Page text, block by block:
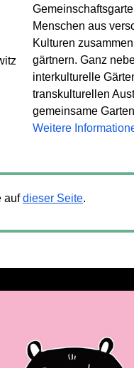
Menschen aus
Kulturen
gärtnern. Ganz
interkulturelle
transkulturellen
gemeinsame
Weitere
aufdieser Seite.